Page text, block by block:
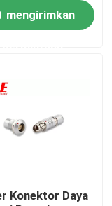
mengirimkan
Konektor Daya